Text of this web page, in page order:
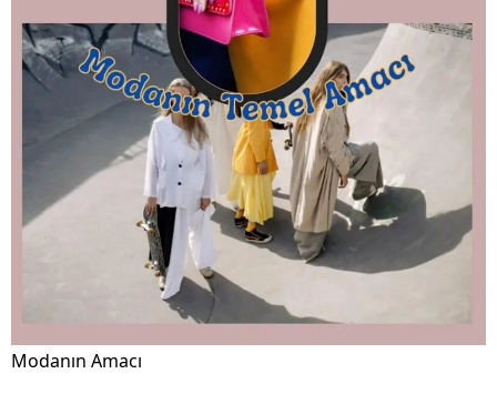
Modanın Amacı